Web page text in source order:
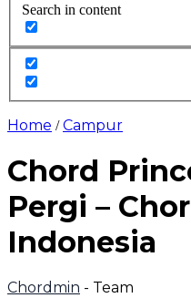
Search in content
Home /Campur
Chord
Pergi –
Indonesia
Chordmin - Team